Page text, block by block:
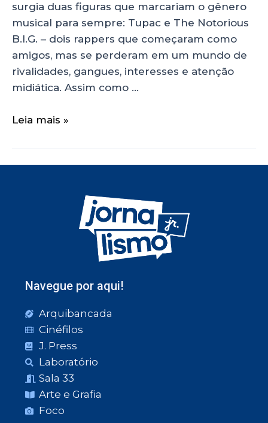
surgia duas figuras que marcariam o gênero
musical para sempre: Tupac e The Notorious
B.I.G. – dois rappers que começaram como
amigos, mas se perderam em um mundo de
rivalidades, gangues, interesses e atenção
midiática. Assim como …
Leia mais »
Navegue por aqui!
Arquibancada
Cinéfilos
J. Press
Laboratório
Sala 33
Arte e Grafia
Foco